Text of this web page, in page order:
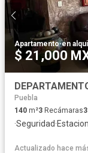
Apartamento·en
$ 21,000
Puebla
140 m²3 Recámaras3
·Seguridad·
Actualizado hace